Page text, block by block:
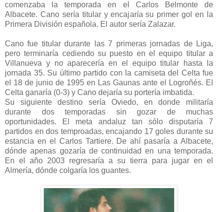
comenzaba la temporada en el Carlos Belmonte de
Albacete. Cano sería titular y encajaría su primer gol en la
Primera División española. El autor sería Zalazar.
Cano fue titular durante las 7 primeras jornadas de Liga,
pero terminaría cediendo su puesto en el equipo titular a
Villanueva y no aparecería en el equipo titular hasta la
jornada 35. Su último partido con la camiseta del Celta fue
el 18 de junio de 1995 en Las Gaunas ante el Logroñés. El
Celta ganaría (0-3) y Cano dejaría su portería imbatida.
Su siguiente destino sería Oviedo, en donde militaría
durante dos temporadas sin gozar de muchas
oportunidades. El meta andaluz tan sólo disputaría 7
partidos en dos temproadas, encajando 17 goles durante su
estancia en el Carlos Tartiere. De ahí pasaría a Albacete,
dónde apenas gozaría de continuidad en una temporada.
En el año 2003 regresaría a su tierra para jugar en el
Almería, dónde colgaría los guantes.